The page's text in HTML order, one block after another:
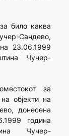
било каква
Сандево,
23.06.1999
Чучер-
за
објекти на
донесена
година
Чучер-